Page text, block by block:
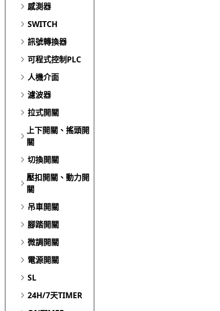
感測器
SWITCH
訊號轉換器
可程式控制PLC
人機介面
濾波器
拉式開關
上下開關、搖頭開
關
切換開關
壓扣開關、動力開
關
吊車開關
腳踏開關
微調開關
電源開關
SL
24H/7天TIMER